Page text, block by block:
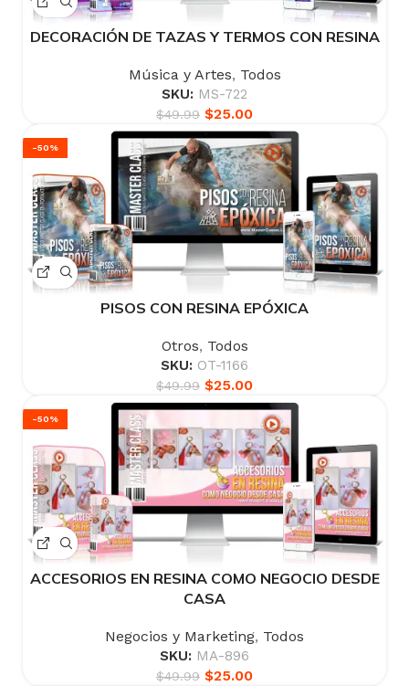
DECORACIÓN DE TAZAS Y TERMOS CON RESINA
Música y Artes, Todos
SKU: MS-722
$49.99 $25.00
-50%
PISOS CON RESINA EPÓXICA
Otros, Todos
SKU: OT-1166
$49.99 $25.00
-50%
ACCESORIOS EN RESINA COMO NEGOCIO DESDE
CASA
Negocios y Marketing, Todos
SKU: MA-896
$49.99 $25.00